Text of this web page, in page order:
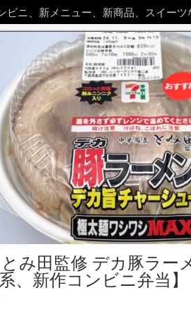
ビニ、新メニュー、新商品、スイー
み田監修 デカ豚ラー
、新作コンビニ弁当】